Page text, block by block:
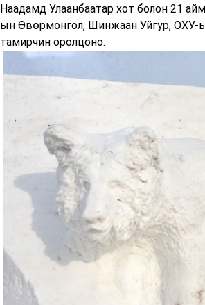
Наадамд Улаанбаатар хот болон 21
ын Өвөрмонгол, Шинжаан Уйгур, ОХУ-
тамирчин оролцоно.